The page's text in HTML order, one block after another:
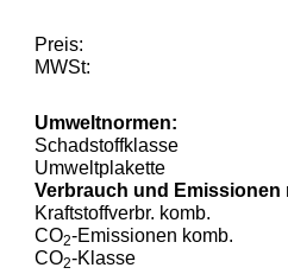
Preis:
MWSt:
Umweltnormen:
Schadstoffklasse
Umweltplakette
Verbrauch und Emissionen
Kraftstoffverbr. komb.
CO2-Emissionen komb.
CO2-Klasse